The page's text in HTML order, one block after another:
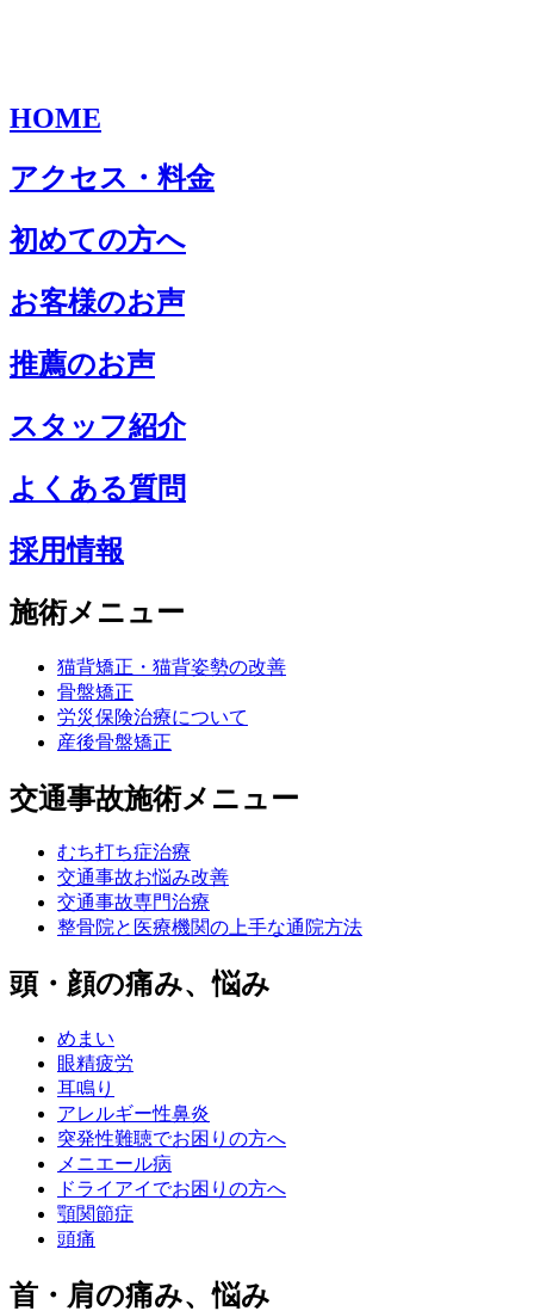
HOME
アクセス・料金
初めての方へ
お客様のお声
推薦のお声
スタッフ紹介
よくある質問
採用情報
施術メニュー
猫背矯正・猫背姿勢の改善
骨盤矯正
労災保険治療について
産後骨盤矯正
交通事故施術メニュー
むち打ち症治療
交通事故お悩み改善
交通事故専門治療
整骨院と医療機関の上手な通院方法
頭・顔の痛み、悩み
めまい
眼精疲労
耳鳴り
アレルギー性鼻炎
突発性難聴でお困りの方へ
メニエール病
ドライアイでお困りの方へ
顎関節症
頭痛
首・肩の痛み、悩み